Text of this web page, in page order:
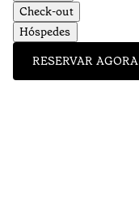
Check-out
Hóspedes
RESERVAR AGORA